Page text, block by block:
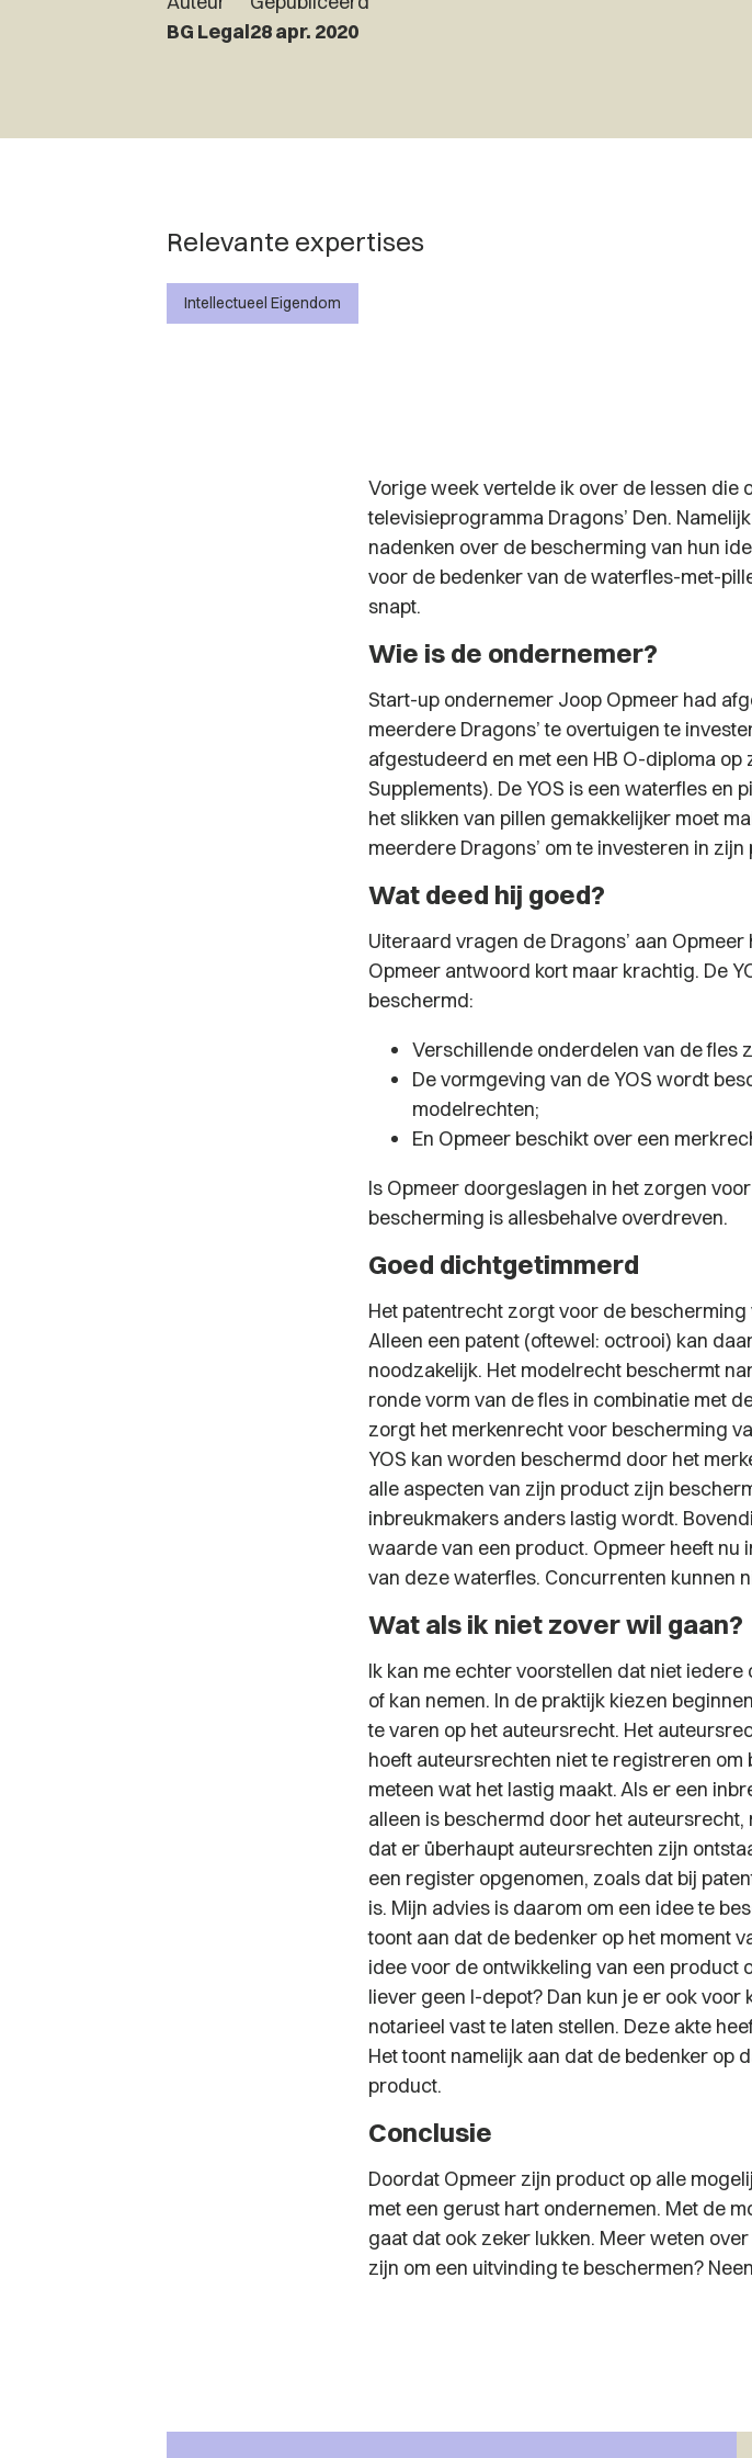
BG Legal28 apr. 2020
Relevante expertises
Intellectueel Eigendom
Vorige week vertelde ik over de lessen die
televisieprogramma Dragons’ Den.
nadenken over de bescherming van hun
voor de bedenker van de waterfles-met-
snapt.
Wie is de ondernemer?
Start-up ondernemer Joop Opmeer had
meerdere Dragons’ te overtuigen te
afgestudeerd en met een HB O-diploma
Supplements). De YOS is een waterfles en
het slikken van pillen gemakkelijker moet
meerdere Dragons’ om te investeren in zijn
Wat deed hij goed?
Uiteraard vragen de Dragons’ aan
Opmeer antwoord kort maar krachtig. De
beschermd:
Verschillende onderdelen van de fles
De vormgeving van de YOS wordt
modelrechten;
En Opmeer beschikt over een
Is Opmeer doorgeslagen in het zorgen
bescherming is allesbehalve overdreven.
Goed dichtgetimmerd
Het patentrecht zorgt voor de
Alleen een patent (oftewel: octrooi) kan
noodzakelijk. Het modelrecht beschermt
ronde vorm van de fles in combinatie met
zorgt het merkenrecht voor bescherming
YOS kan worden beschermd door het
alle aspecten van zijn product zijn
inbreukmakers anders lastig wordt.
waarde van een product. Opmeer heeft nu
van deze waterfles. Concurrenten kunnen
Wat als ik niet zover wil gaan?
Ik kan me echter voorstellen dat niet
of kan nemen. In de praktijk kiezen
te varen op het auteursrecht. Het
hoeft auteursrechten niet te registreren
meteen wat het lastig maakt. Als er een
alleen is beschermd door het
dat er überhaupt auteursrechten zijn
een register opgenomen, zoals dat bij
is. Mijn advies is daarom om een idee te
toont aan dat de bedenker op het moment
idee voor de ontwikkeling van een product
liever geen I-depot? Dan kun je er ook
notarieel vast te laten stellen. Deze akte
Het toont namelijk aan dat de bedenker op
product.
Conclusie
Doordat Opmeer zijn product op alle
met een gerust hart ondernemen. Met de
gaat dat ook zeker lukken. Meer weten
zijn om een uitvinding te beschermen?